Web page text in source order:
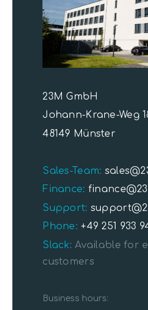
23M GmbH
Johann-Krane-Weg
48149 Münster
Sales-Team:
Finance:
Support:
Phone: +49 251 933
Slack: Available for
customers
Business hours: